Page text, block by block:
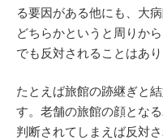
る要因がある他にも、大
どちらかというと周りか
でも反対されることはあり
たとえば旅館の跡継ぎと
す。老舗の旅館の顔とな
判断されてしまえば反対